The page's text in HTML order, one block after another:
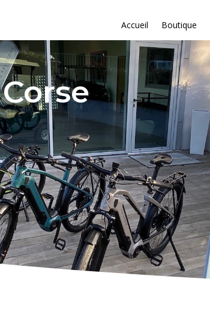
Accueil Boutique